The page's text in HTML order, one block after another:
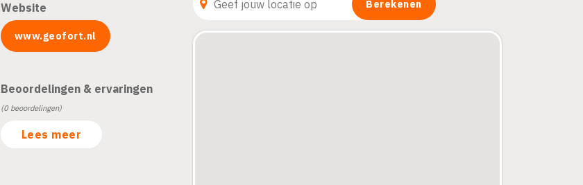
Website
www.geofort.nl
Beoordelingen & ervaringen
(0 beoordelingen)
Lees meer